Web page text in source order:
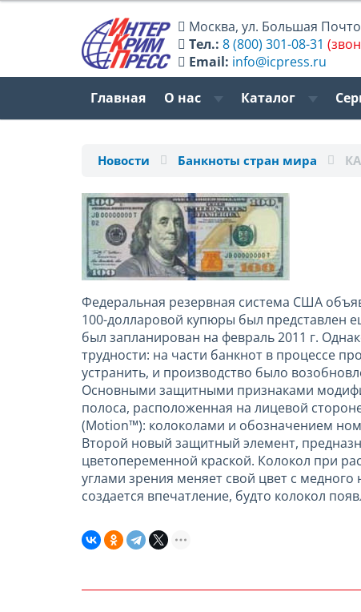
Москва,ул. Большая
Тел.: 8 (800) 301-08-31
Email: info@icpress.ru
Главная О нас Каталог
Новости Банкноты стран мира
Федеральная резервная система США
100-долларовой купюры был представлен
был запланирован на февраль 2011 г.
трудности: на части банкнот в процессе
устранить, и производство было
Основными защитными признаками
полоса, расположенная на лицевой
(Motion™): колоколами и обозначением
Второй новый защитный элемент,
цветопеременной краской. Колокол при
углами зрения меняет свой цвет с
создается впечатление, будто колокол